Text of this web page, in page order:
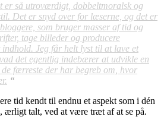
er så utroværdigt, dobbeltmoralsk og
Det er snyd over for læserne, og det er
som bruger masser af tid og
tage billeder og producere
Jeg får helt lyst til at lave et
det egentlig indebærer at udvikle en
færreste der har begreb om, hvor
“
tid kendt til endnu et aspekt som i dén
ærligt talt, ved at være træt af at se på.